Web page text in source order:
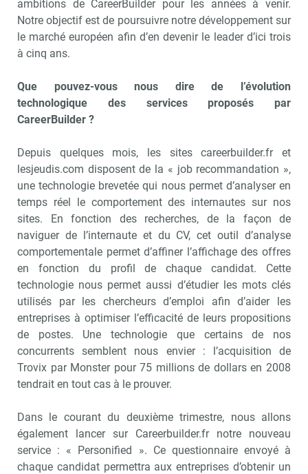
ambitions de CareerBuilder pour les années à venir.
Notre objectif est de poursuivre notre développement sur
le marché européen afin d’en devenir le leader d’ici trois
à cinq ans.
Que pouvez-vous nous dire de l’évolution
technologique des services proposés par
CareerBuilder ?
Depuis quelques mois, les sites careerbuilder.fr et
lesjeudis.com disposent de la « job recommandation »,
une technologie brevetée qui nous permet d’analyser en
temps réel le comportement des internautes sur nos
sites. En fonction des recherches, de la façon de
naviguer de l’internaute et du CV, cet outil d’analyse
comportementale permet d’affiner l’affichage des offres
en fonction du profil de chaque candidat. Cette
technologie nous permet aussi d’étudier les mots clés
utilisés par les chercheurs d’emploi afin d’aider les
entreprises à optimiser l’efficacité de leurs propositions
de postes. Une technologie que certains de nos
concurrents semblent nous envier : l’acquisition de
Trovix par Monster pour 75 millions de dollars en 2008
tendrait en tout cas à le prouver.
Dans le courant du deuxième trimestre, nous allons
également lancer sur Careerbuilder.fr notre nouveau
service : « Personified ». Ce questionnaire envoyé à
chaque candidat permettra aux entreprises d’obtenir un